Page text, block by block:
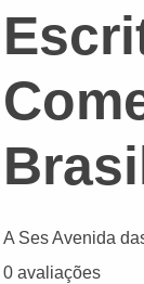
A Ses Avenida
0 avaliações